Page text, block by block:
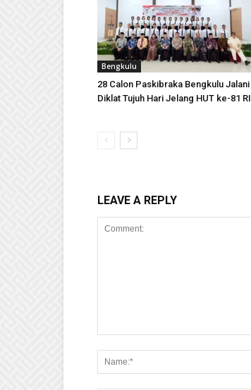
Bengkulu
28 Calon Paskibraka Bengkulu Jalani
Diklat Tujuh Hari Jelang HUT ke-81 RI
LEAVE A REPLY